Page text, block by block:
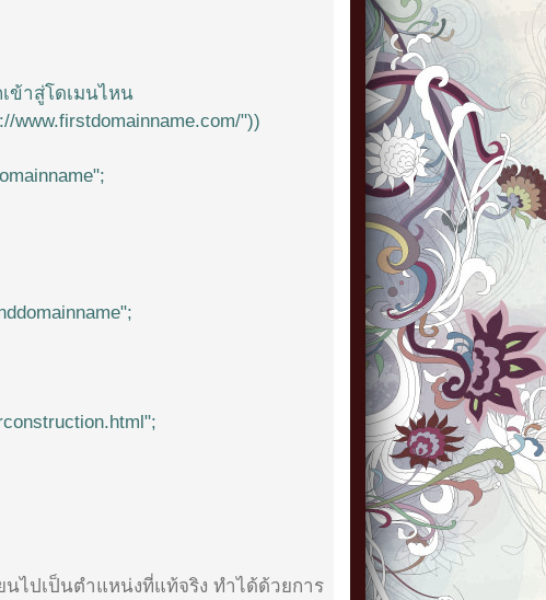
เข้าสู่โดเมนไหน
www.firstdomainname.com/"))
นไปเป็นตำแหน่งที่แท้จริง ทำได้ด้วยการ